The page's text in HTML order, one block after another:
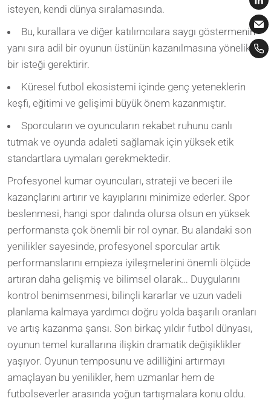
isteyen, kendi dünya sıralamasında.
Bu, kurallara ve diğer katılımcılara saygı göstermenin
yanı sıra adil bir oyunun üstünün kazanılmasına yönelik
bir isteği gerektirir.
Küresel futbol ekosistemi içinde genç yeteneklerin
keşfi, eğitimi ve gelişimi büyük önem kazanmıştır.
Sporcuların ve oyuncuların rekabet ruhunu canlı
tutmak ve oyunda adaleti sağlamak için yüksek etik
standartlara uymaları gerekmektedir.
Profesyonel kumar oyuncuları, strateji ve beceri ile
kazançlarını artırır ve kayıplarını minimize ederler. Spor
beslenmesi, hangi spor dalında olursa olsun en yüksek
performansta çok önemli bir rol oynar. Bu alandaki son
yenilikler sayesinde, profesyonel sporcular artık
performanslarını empieza iyileşmelerini önemli ölçüde
artıran daha gelişmiş ve bilimsel olarak… Duygularını
kontrol benimsenmesi, bilinçli kararlar ve uzun vadeli
planlama kalmaya yardımcı doğru yolda başarılı oranları
ve artış kazanma şansı. Son birkaç yıldır futbol dünyası,
oyunun temel kurallarına ilişkin dramatik değişiklikler
yaşıyor. Oyunun temposunu ve adilliğini artırmayı
amaçlayan bu yenilikler, hem uzmanlar hem de
futbolseverler arasında yoğun tartışmalara konu oldu.